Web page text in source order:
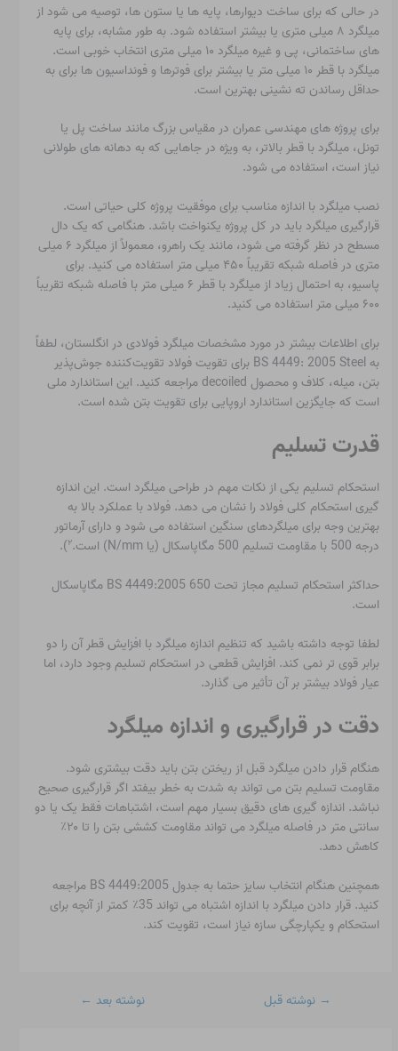
در حالی که برای ساخت دیوارها، پایه ها یا ستون ها، توصیه می شود از
میلگرد ۸ میلی متری یا بیشتر استفاده شود. به طور مشابه، برای پایه
های ساختمانی، پی و غیره میلگرد ۱۰ میلی متری انتخاب خوبی است.
میلگرد با قطر ۱۰ میلی متر یا بیشتر برای فوترها و فونداسیون ها برای به
حداقل رساندن ته نشینی بهترین است.
برای پروژه های مهندسی عمران در مقیاس بزرگ مانند ساخت پل یا
تونل، میلگرد با قطر بالاتر، به ویژه در جاهایی که به دهانه های طولانی
نیاز است، استفاده می شود.
نصب میلگرد با اندازه مناسب برای موفقیت پروژه کلی حیاتی است.
قرارگیری میلگرد باید در کل پروژه یکنواخت باشد. هنگامی که یک دال
مسطح در نظر گرفته می شود، مانند یک راهرو، معمولاً از میلگرد ۶ میلی
متری در فاصله شبکه تقریباً ۴۵۰ میلی متر استفاده می کنید. برای
پاسیو، به احتمال زیاد از میلگرد با قطر ۶ میلی متر با فاصله شبکه تقریباً
۶۰۰ میلی متر استفاده می کنید.
برای اطلاعات بیشتر در مورد مشخصات میلگرد فولادی در انگلستان، لطفاً
به BS 4449: 2005 Steel برای تقویت فولاد تقویت‌کننده جوش‌پذیر
بتن، میله، کلاف و محصول decoiled مراجعه کنید. این استاندارد ملی
است که جایگزین استاندارد اروپایی برای تقویت بتن شده است.
قدرت تسلیم
استحکام تسلیم یکی از نکات مهم در طراحی میلگرد است. این اندازه
گیری استحکام کلی فولاد را نشان می دهد. فولاد با عملکرد بالا به
بهترین وجه برای میلگردهای سنگین استفاده می شود و دارای آرماتور
درجه 500 با مقاومت تسلیم 500 مگاپاسکال (یا N/mm) است.
۲).
حداکثر استحکام تسلیم مجاز تحت BS 4449:2005 650 مگاپاسکال
است.
لطفا توجه داشته باشید که تنظیم اندازه میلگرد با افزایش قطر آن را دو
برابر قوی تر نمی کند. افزایش قطعی در استحکام تسلیم وجود دارد، اما
عیار فولاد بیشتر بر آن تأثیر می گذارد.
دقت در قرارگیری و اندازه میلگرد
هنگام قرار دادن میلگرد قبل از ریختن بتن باید دقت بیشتری شود.
مقاومت تسلیم بتن می تواند به شدت به خطر بیفتد اگر قرارگیری صحیح
نباشد. اندازه گیری های دقیق بسیار مهم است، اشتباهات فقط یک یا دو
سانتی متر در فاصله میلگرد می تواند مقاومت کششی بتن را تا ۲۰٪
کاهش دهد.
همچنین هنگام انتخاب سایز حتما به جدول BS 4449:2005 مراجعه
کنید. قرار دادن میلگرد با اندازه اشتباه می تواند 35٪ کمتر از آنچه برای
استحکام و یکپارچگی سازه نیاز است، تقویت کند.
→ نوشته قبل نوشته بعد ←